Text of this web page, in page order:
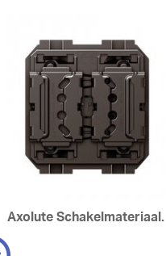
Axolute Schakelmateriaal.